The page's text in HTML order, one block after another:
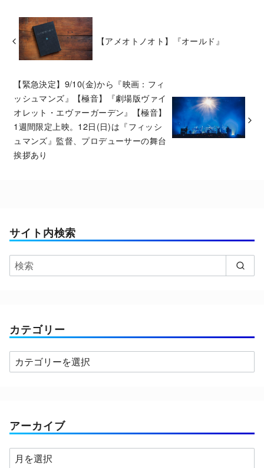
【アメオトノオト】『オールド』
【緊急決定】9/10(金)から『映画：フィ
ッシュマンズ』【極音】『劇場版ヴァイ
オレット・エヴァーガーデン』【極音】
1週間限定上映。12日(日)は『フィッシ
ュマンズ』監督、プロデューサーの舞台
挨拶あり
サイト内検索
カテゴリー
カ
テ
ー
アーカイブ
ア